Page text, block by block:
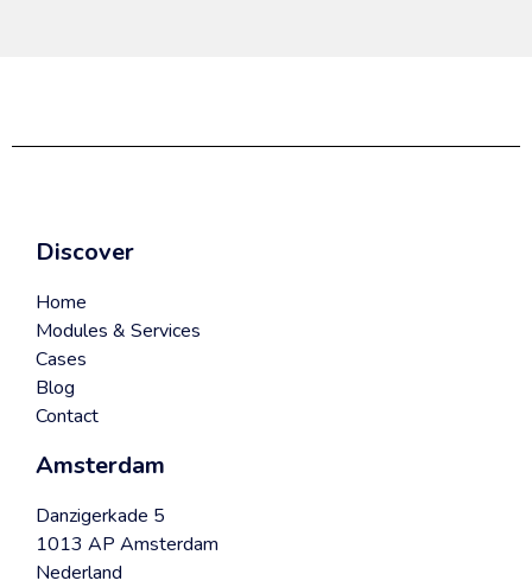
Discover
Home
Modules & Services
Cases
Blog
Contact
Amsterdam
Danzigerkade 5
1013 AP Amsterdam​​
Nederland